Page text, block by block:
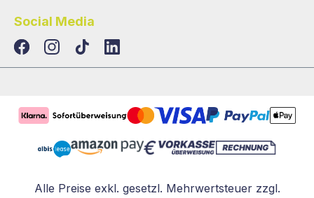
Social Media
TikTokLinkedIn
Alle Preise exkl. gesetzl. Mehrwertsteuer zzgl.